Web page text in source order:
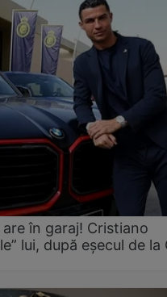
în garaj! Cristiano
lui, după eșecul de la